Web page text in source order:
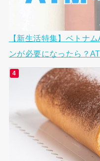
【新生活特集】ベトナ
ンが必要になったら？